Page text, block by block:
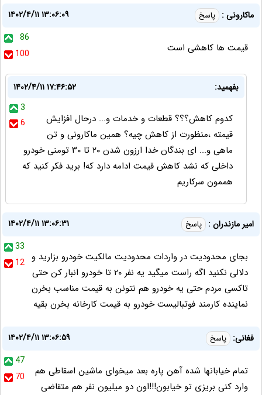
ماکارونی : پاسخ
۱۴۰۲/۴/۱۱ ۱۳:۰۶:۰۹
86
100
قیمت ها کاهشی است
بفهمید:
۱۴۰۲/۴/۱۱ ۱۷:۴۶:۵۲
3
6
کدوم کاهش؟؟؟ قطعات و خدمات و... درحال افزایش
قیمته ،منظورت از کاهش چیه؟ همین ماکارونی و تن
ماهی و... ای بندگان خدا ارزون شدن ۲۰ تا ۳۰ تومنی خودرو
داخلی که نشد کاهش قیمت ادامه دارد که! برید فکر کنید که
هممون سرکاریم
امیر مازندران : پاسخ
۱۴۰۲/۴/۱۱ ۱۳:۰۶:۳۱
33
12 بجای محدودیت در واردات محدودیت مالکیت خودرو بزارید و
دلالی نکنید اگه راست میگید یه نفر ۲۰ تا خودرو انبار کن حتی
تاکسی مردم حتی یه خودرو هم نتونن به قیمت مناسب بخرن
نماینده کارمند فوتبالیست خودرو به قیمت کارخانه بخرن بقیه
فغانی: پاسخ
۱۴۰۲/۴/۱۱ ۱۳:۰۶:۵۹
47
70
تمام خیابانها شده آهن پاره بعد میخوای ماشین اسقاطی هم
وارد کنی بریزی تو خیابون!!!اون دو میلیون نفر هم متقاضی